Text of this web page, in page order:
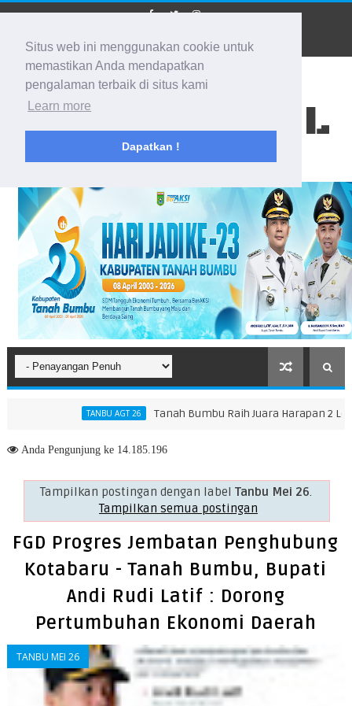
Situs web ini menggunakan cookie untuk
memastikan Anda mendapatkan
pengalaman terbaik di situs kami
Learn more
Dapatkan !
BIDIK KALSEL
Membidik Ke Segala Arah
TANBU AGT 26 Tanah Bumbu Raih Juara Harapan 2
Pengendalian Debu Pelabuhan Bunati
AndaPengunjung ke 14.185.196
Tampilkan postingan dengan label Tanbu Mei 26.
Tampilkan semua postingan
FGD Progres Jembatan Penghubung
Kotabaru - Tanah Bumbu, Bupati
Andi Rudi Latif : Dorong
Pertumbuhan Ekonomi Daerah
TANBU MEI 26